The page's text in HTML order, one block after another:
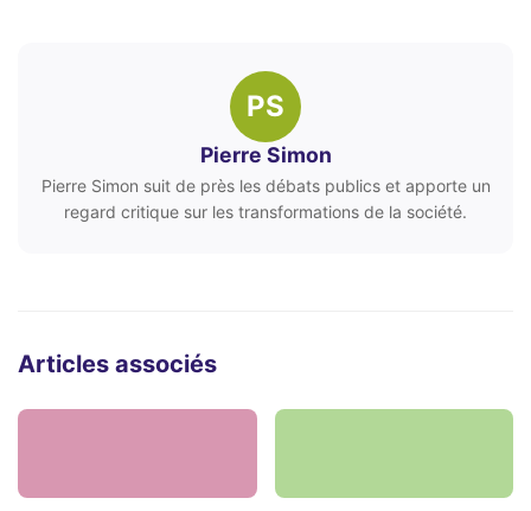
PS
Pierre Simon
Pierre Simon suit de près les débats publics et apporte un
regard critique sur les transformations de la société.
Articles associés